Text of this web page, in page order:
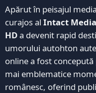
Apărut în peisajul
curajos al Intact
HDa devenit rapid
umorului autohton
online a fost
mai emblematice
românesc, oferind